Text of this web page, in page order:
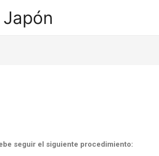
seguir el siguiente procedimiento: